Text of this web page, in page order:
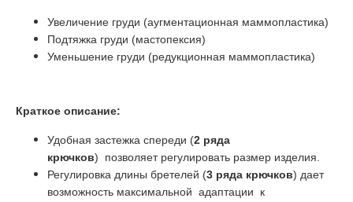
Увеличение груди (аугментационная маммопластика)
Подтяжка груди (мастопексия)
Уменьшение груди (редукционная маммопластика)
Краткое описание:
Удобная застежка спереди (2 ряда
крючков)
позволяет регулировать размер изделия.
Регулировка длины бретелей (3 ряда крючков) дает
возможность максимальной адаптации к